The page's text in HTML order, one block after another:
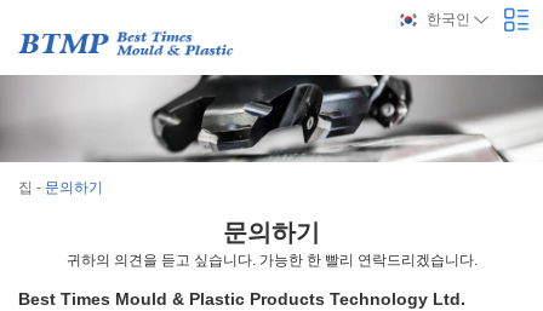
한국인
집 - 문의하기
문의하기
귀하의 의견을 듣고 싶습니다. 가능한 한 빨리 연락드리겠습니다.
Best Times Mould & Plastic Products Technology Ltd.